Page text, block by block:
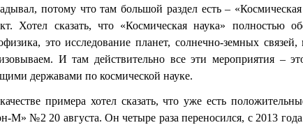
потому что там большой раздел есть –
Хотел сказать, что «Космическая наука» полностью
это исследование планет, солнечно-земных
И там действительно все эти мероприятия –
державами по космической науке.
примера хотел сказать, что уже есть
М» №2 20 августа. Он четыре раза переносился, с 2013